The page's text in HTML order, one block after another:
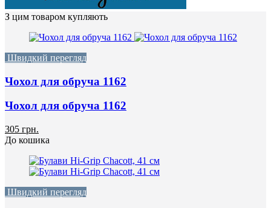
З цим товаром купляють
Швидкий перегляд
Чохол для обруча 1162
Чохол для обруча 1162
305 грн.
До кошика
Швидкий перегляд